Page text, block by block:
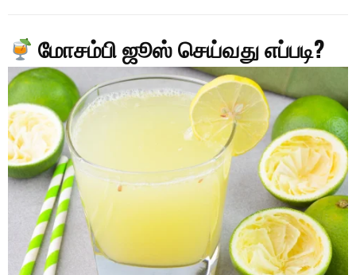
மோசம்பி ஜூஸ் செய்வது எப்படி?